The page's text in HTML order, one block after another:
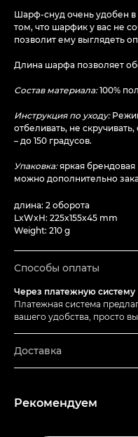
Шарф-снуд очень удобен
том, что шарфик у вас не
позволит ему выглядеть
Длина шарфа позволяет
Состав материала:100%
Инструкция по уходу:
отбеливать, не
– до 150 градусов.
Упаковка:яркая
можно дополнительно
длина: 2 оборота
LxWxH: 225x155x45 mm
Weight: 210 g
Способы оплаты
Через платежную систему
Платежная система
вашего удобства, просто
Доставка
Рекомендуем